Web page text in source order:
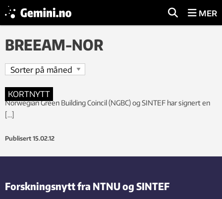
MER
BREEAM-NOR
KORTNYTT
Norwegian Green Building Coincil (NGBC) og SINTEF har signert en
[…]
Publisert 15.02.12
Forskningsnytt fra NTNU og SINTEF